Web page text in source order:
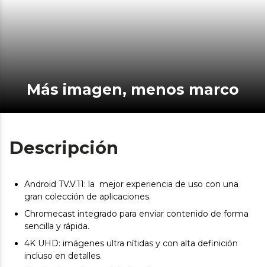
Más imagen, menos marco
Descripción
Android TV.V.11: la mejor experiencia de uso con una
gran colección de aplicaciones.
Chromecast integrado para enviar contenido de forma
sencilla y rápida.
4K UHD: imágenes ultra nítidas y con alta definición
incluso en detalles.